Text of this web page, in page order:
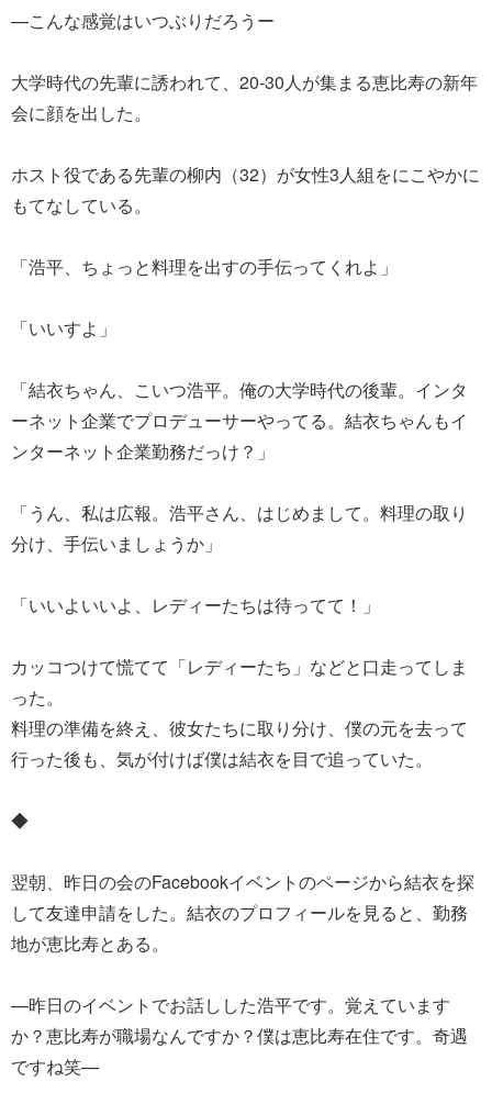
—こんな感覚はいつぶりだろうー
大学時代の先輩に誘われて、20-30人が集まる恵比寿の新年
会に顔を出した。
ホスト役である先輩の柳内（32）が女性3人組をにこやかに
もてなしている。
「浩平、ちょっと料理を出すの手伝ってくれよ」
「いいすよ」
「結衣ちゃん、こいつ浩平。俺の大学時代の後輩。インタ
ーネット企業でプロデューサーやってる。結衣ちゃんもイ
ンターネット企業勤務だっけ？」
「うん、私は広報。浩平さん、はじめまして。料理の取り
分け、手伝いましょうか」
「いいよいいよ、レディーたちは待ってて！」
カッコつけて慌てて「レディーたち」などと口走ってしま
った。
料理の準備を終え、彼女たちに取り分け、僕の元を去って
行った後も、気が付けば僕は結衣を目で追っていた。
◆
翌朝、昨日の会のFacebookイベントのページから結衣を探
して友達申請をした。結衣のプロフィールを見ると、勤務
地が恵比寿とある。
—昨日のイベントでお話しした浩平です。覚えています
か？恵比寿が職場なんですか？僕は恵比寿在住です。奇遇
ですね笑—